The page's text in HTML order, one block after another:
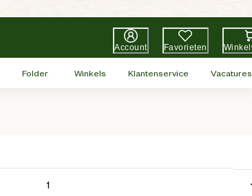
Account Favorieten
Folder Winkels Klantenservice Vacatures